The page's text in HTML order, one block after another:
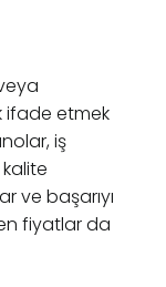
ifade etmek
iş
ve başarıyı
fiyatlar da